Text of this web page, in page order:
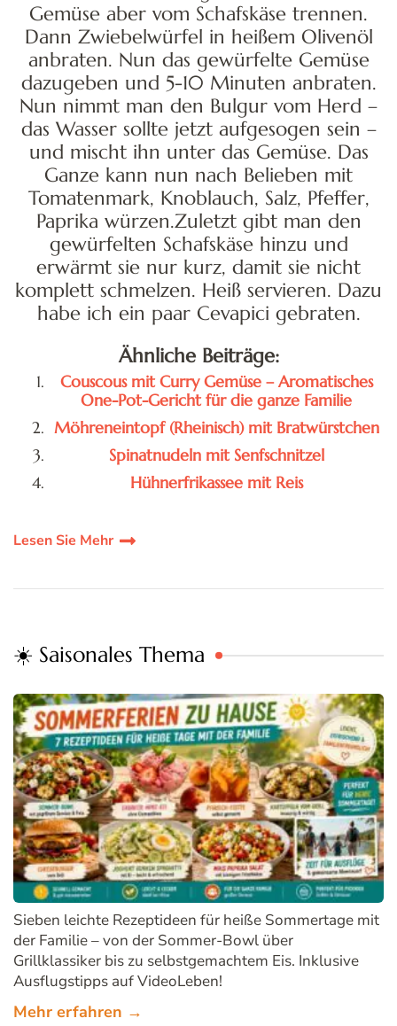
Gemüse aber vom Schafskäse trennen.
Dann Zwiebelwürfel in heißem Olivenöl
anbraten. Nun das gewürfelte Gemüse
dazugeben und 5-10 Minuten anbraten.
Nun nimmt man den Bulgur vom Herd –
das Wasser sollte jetzt aufgesogen sein –
und mischt ihn unter das Gemüse. Das
Ganze kann nun nach Belieben mit
Tomatenmark, Knoblauch, Salz, Pfeffer,
Paprika würzen.Zuletzt gibt man den
gewürfelten Schafskäse hinzu und
erwärmt sie nur kurz, damit sie nicht
komplett schmelzen. Heiß servieren. Dazu
habe ich ein paar Cevapici gebraten.
Ähnliche Beiträge:
Couscous mit Curry Gemüse – Aromatisches
One-Pot-Gericht für die ganze Familie
Möhreneintopf (Rheinisch) mit Bratwürstchen
Spinatnudeln mit Senfschnitzel
Hühnerfrikassee mit Reis
Lesen Sie Mehr
☀️ Saisonales Thema
Sieben leichte Rezeptideen für heiße Sommertage mit
der Familie – von der Sommer-Bowl über
Grillklassiker bis zu selbstgemachtem Eis. Inklusive
Ausflugstipps auf VideoLeben!
Mehr erfahren →